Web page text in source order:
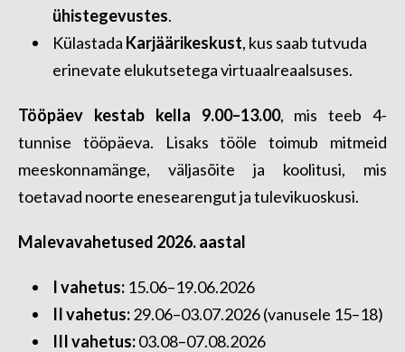
ühistegevustes.
Külastada Karjäärikeskust, kus saab tutvuda
erinevate elukutsetega virtuaalreaalsuses.
Tööpäev kestab kella 9.00–13.00, mis teeb 4-
tunnise tööpäeva. Lisaks tööle toimub mitmeid
meeskonnamänge, väljasõite ja koolitusi, mis
toetavad noorte enesearengut ja tulevikuoskusi.
Malevavahetused 2026. aastal
I vahetus: 15.06–19.06.2026
II vahetus:29.06–03.07.2026 (vanusele 15–18)
III vahetus:03.08–07.08.2026